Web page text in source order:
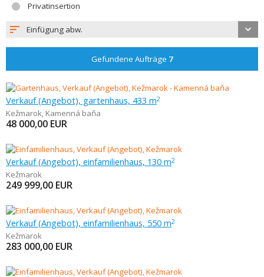
Privatinsertion
Einfügung abw.
Gefundene Aufträge 7
Verkauf (Angebot), gartenhaus, 433 m2
Kežmarok, Kamenná baňa
48 000,00 EUR
Verkauf (Angebot), einfamilienhaus, 130 m2
Kežmarok
249 999,00 EUR
Verkauf (Angebot), einfamilienhaus, 550 m2
Kežmarok
283 000,00 EUR